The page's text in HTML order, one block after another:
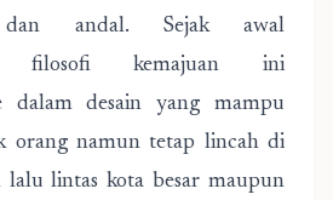
andal. Sejak awal
filosofi kemajuan ini
dalam desain yang mampu
orang namun tetap lincah di
lalu lintas kota besar maupun